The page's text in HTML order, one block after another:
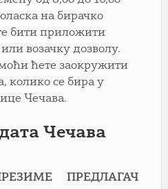
на бирачко
бити приложити
возачку дозволу.
ћете заокружити
колико се бира у
Чечава.
Чечава
ПРЕДЛАГАЧ